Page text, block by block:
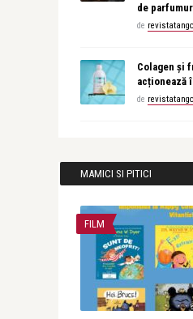
de
de revistatango
Colagen și
acționează
de revistatango
MAMICI SI PITICI
FILM